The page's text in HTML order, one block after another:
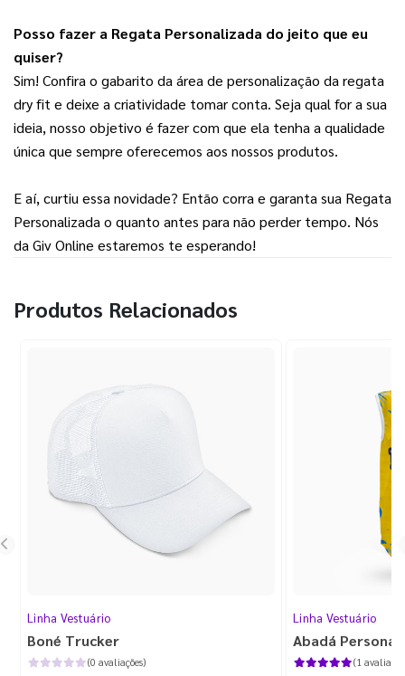
Posso fazer a Regata Personalizada do jeito que eu
quiser?
Sim! Confira o gabarito da área de personalização da regata
dry fit e deixe a criatividade tomar conta. Seja qual for a sua
ideia, nosso objetivo é fazer com que ela tenha a qualidade
única que sempre oferecemos aos nossos produtos.
E aí, curtiu essa novidade? Então corra e garanta sua Regata
Personalizada o quanto antes para não perder tempo. Nós
da Giv Online estaremos te esperando!
Produtos Relacionados
Linha Vestuário
Boné Trucker
(0 avaliações)
Linha Vestuário
Abadá
(1